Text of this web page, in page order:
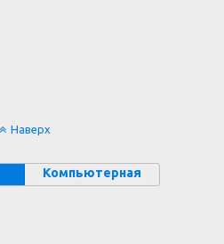
Наверх
Компьютерная